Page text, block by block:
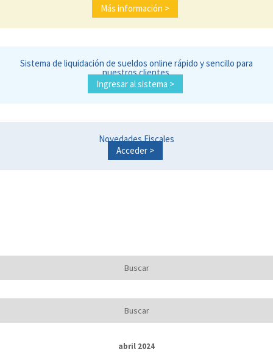
Más información >
Sistema de liquidación de sueldos online rápido y sencillo para
nuestros clientes.
Ingresar al sistema >
Novedades Fiscales
Acceder >
abril 2024